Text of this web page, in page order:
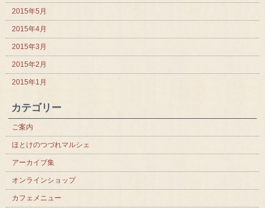
2015年5月
2015年4月
2015年3月
2015年2月
2015年1月
カテゴリー
ご案内
ほとけのつづれマルシェ
アーカイブ集
オンラインショップ
カフェメニュー